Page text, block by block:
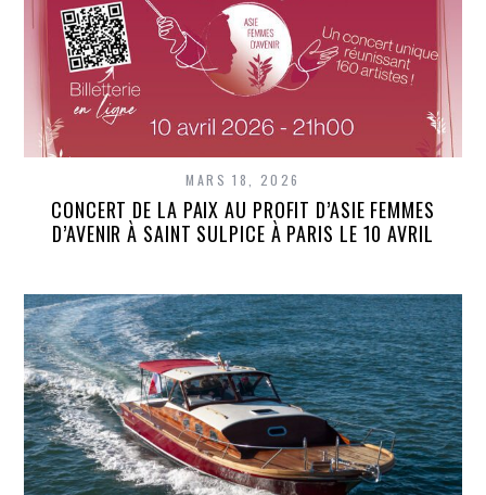
MARS 18, 2026
CONCERT DE LA PAIX AU PROFIT D’ASIE FEMMES
D’AVENIR À SAINT SULPICE À PARIS LE 10 AVRIL